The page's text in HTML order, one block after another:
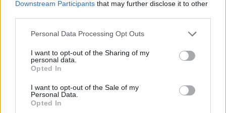
Downstream Participants that may further disclose it to other
Please note that this website/app uses one or more Google
not limited to your visit or usage behaviour. You may click to
grant or deny consent to Google and its third-party tags to
use your data for below specified purposes in below Google
consent section.
Personal Data Processing Opt Outs
I want to opt-out of the Sharing of my
personal data.
Opted In
I want to opt-out of the Sale of my
Personal Data.
Opted In